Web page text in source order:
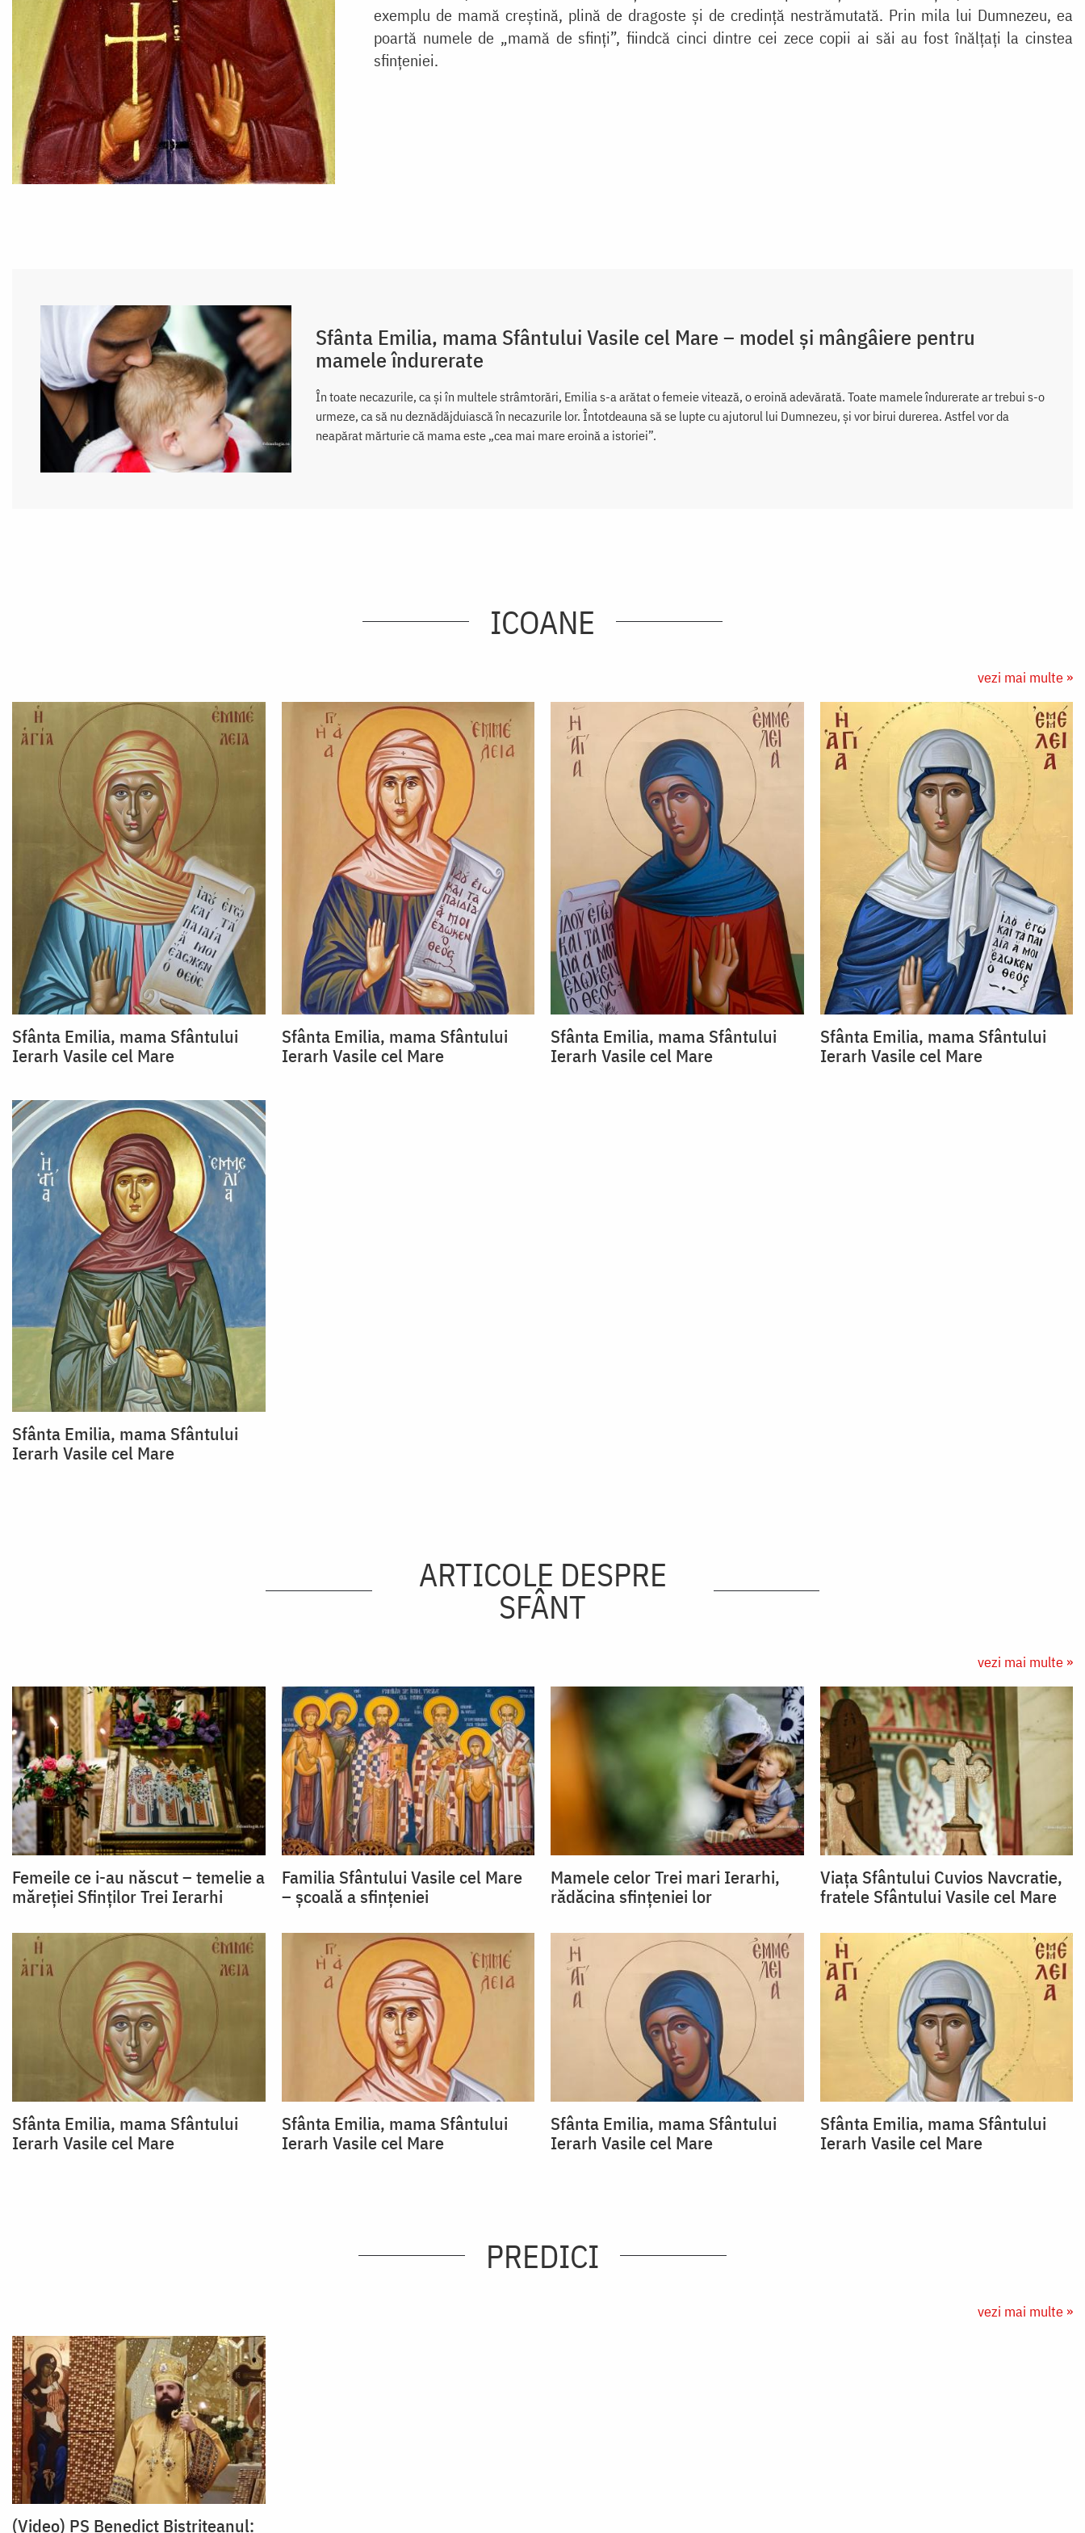
exemplu de mamă creștină, plină de dragoste și de credință nestrămutată. Prin mila lui Dumnezeu, ea
poartă numele de „mamă de sfinți”, fiindcă cinci dintre cei zece copii ai săi au fost înălțați la cinstea
sfințeniei.
Sfânta Emilia, mama Sfântului Vasile cel Mare – model și mângâiere pentru
mamele îndurerate
În toate necazurile, ca și în multele strâmtorări, Emilia s-a arătat o femeie vitează, o eroină adevărată. Toate mamele îndurerate ar trebui s-o
urmeze, ca să nu deznădăjduiască în necazurile lor. Întotdeauna să se lupte cu ajutorul lui Dumnezeu, și vor birui durerea. Astfel vor da
neapărat mărturie că mama este „cea mai mare eroină a istoriei”.
ICOANE
vezi mai multe »
Sfânta Emilia, mama Sfântului
Ierarh Vasile cel Mare
Sfânta Emilia, mama Sfântului
Ierarh Vasile cel Mare
Sfânta Emilia, mama Sfântului
Ierarh Vasile cel Mare
Sfânta Emilia, mama Sfântului
Ierarh Vasile cel Mare
Sfânta Emilia, mama Sfântului
Ierarh Vasile cel Mare
ARTICOLE DESPRE
SFÂNT
vezi mai multe »
Femeile ce i-au născut – temelie a
măreției Sfinților Trei Ierarhi
Familia Sfântului Vasile cel Mare
– școală a sfințeniei
Mamele celor Trei mari Ierarhi,
rădăcina sfințeniei lor
Viața Sfântului Cuvios Navcratie,
fratele Sfântului Vasile cel Mare
Sfânta Emilia, mama Sfântului
Ierarh Vasile cel Mare
Sfânta Emilia, mama Sfântului
Ierarh Vasile cel Mare
Sfânta Emilia, mama Sfântului
Ierarh Vasile cel Mare
Sfânta Emilia, mama Sfântului
Ierarh Vasile cel Mare
PREDICI
vezi mai multe »
(Video) PS Benedict Bistrițeanul: